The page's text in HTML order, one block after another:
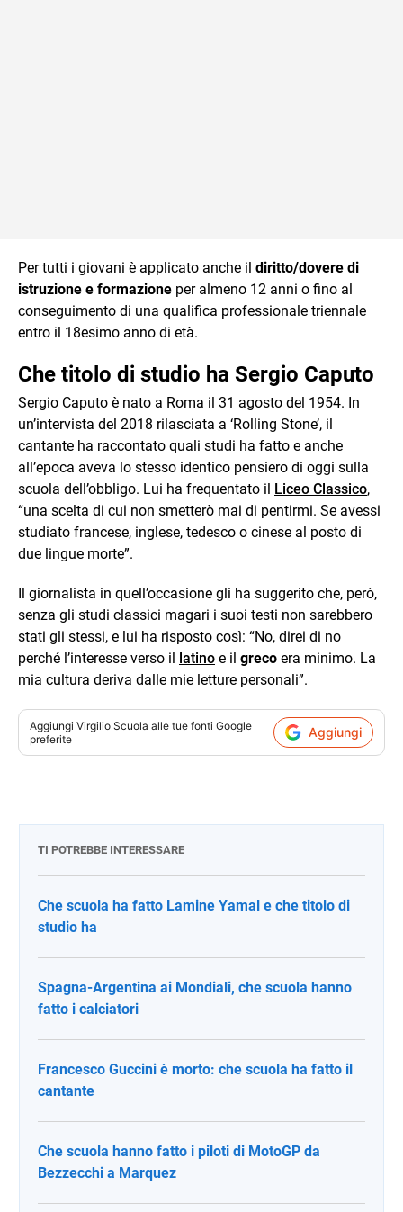
Per tutti i giovani è applicato anche il diritto/dovere di
istruzione e formazione per almeno 12 anni o fino al
conseguimento di una qualifica professionale triennale
entro il 18esimo anno di età.
Che titolo di studio ha Sergio Caputo
Sergio Caputo è nato a Roma il 31 agosto del 1954. In
un’intervista del 2018 rilasciata a ‘Rolling Stone’, il
cantante ha raccontato quali studi ha fatto e anche
all’epoca aveva lo stesso identico pensiero di oggi sulla
scuola dell’obbligo. Lui ha frequentato il Liceo Classico,
“una scelta di cui non smetterò mai di pentirmi. Se avessi
studiato francese, inglese, tedesco o cinese al posto di
due lingue morte”.
Il giornalista in quell’occasione gli ha suggerito che, però,
senza gli studi classici magari i suoi testi non sarebbero
stati gli stessi, e lui ha risposto così: “No, direi di no
perché l’interesse verso il latino e il greco era minimo. La
mia cultura deriva dalle mie letture personali”.
Aggiungi Virgilio Scuola alle tue fonti Google
preferite
Aggiungi
TI POTREBBE INTERESSARE
Che scuola ha fatto Lamine Yamal e che titolo di
studio ha
Spagna-Argentina ai Mondiali, che scuola hanno
fatto i calciatori
Francesco Guccini è morto: che scuola ha fatto il
cantante
Che scuola hanno fatto i piloti di MotoGP da
Bezzecchi a Marquez